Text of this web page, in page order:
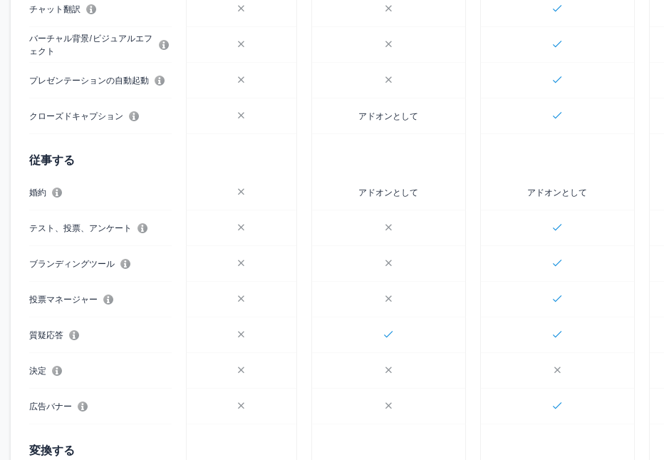
チャット翻訳
バーチャル背景/ビジュアルエフ
ェクト
プレゼンテーションの自動起動
クローズドキャプション
従事する
婚約
テスト、投票、アンケート
ブランディングツール
投票マネージャー
質疑応答
決定
広告バナー
変換する
アドオンとして
アドオンとして アドオンとして